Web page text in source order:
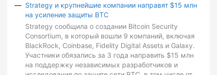
Strategy и крупнейшие компании направят $15 млн
на усиление защиты BTC
Strategy сообщила о создании Bitcoin Security
Consortium, в который вошли 9 компаний, включая
BlackRock, Coinbase, Fidelity Digital Assets и Galaxy.
Участники обязались за 3 года направить $15 млн
на поддержку независимых разработчиков и